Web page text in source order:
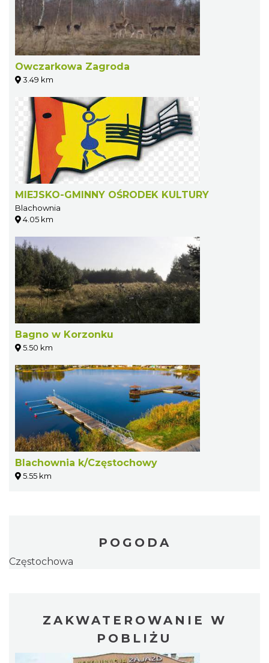
Owczarkowa Zagroda
3.49 km
MIEJSKO-GMINNY OŚRODEK KULTURY
Blachownia
4.05 km
Bagno w Korzonku
5.50 km
Blachownia k/Częstochowy
5.55 km
POGODA
Częstochowa
ZAKWATEROWANIE W
POBLIŻU